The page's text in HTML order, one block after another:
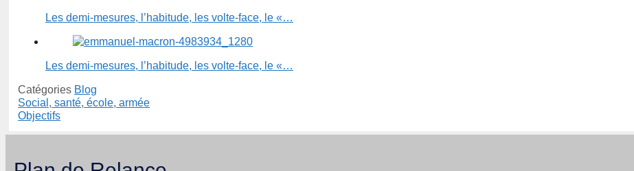
Les demi-mesures, l’habitude, les volte-face, le «…
Les demi-mesures, l’habitude, les volte-face, le «…
Catégories Blog
Social, santé, école, armée
Objectifs